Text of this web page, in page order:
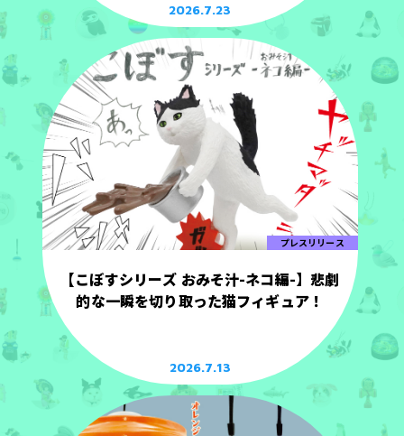
2026.7.23
プレスリリース
【こぼすシリーズ おみそ汁-ネコ編-】悲劇
的な一瞬を切り取った猫フィギュア！
2026.7.13